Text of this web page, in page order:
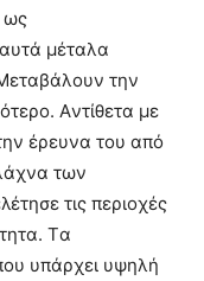
ως
μέταλα
την
Aντίθετα με
έρευνα του από
των
τις περιοχές
Tα
υπάρχει υψηλή